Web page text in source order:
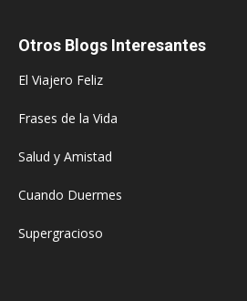
Otros Blogs Interesantes
El Viajero Feliz
Frases de la Vida
Salud y Amistad
Cuando Duermes
Supergracioso